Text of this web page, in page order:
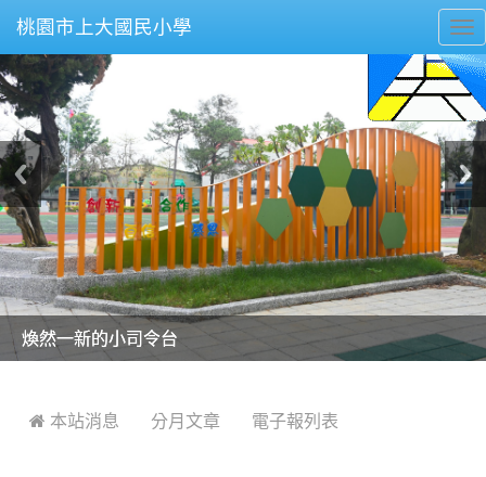
桃園市上大國民小學
美麗的操場是我們活力的來源
美麗的操場是我們活力的來源
煥然一新的小司令台
煥然一新的小司令台
富含桃園埤塘田園風光意象的中廊
富含桃園埤塘田園風光意象的中廊
嶄新的中庭廣場
嶄新的中庭廣場
水生池生生不息
水生池生生不息
 本站消息 分月文章 電子報列表